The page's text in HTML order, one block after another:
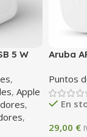
5 W
,
, Apple
,
,
Aruba
Puntos
En
29,00 €